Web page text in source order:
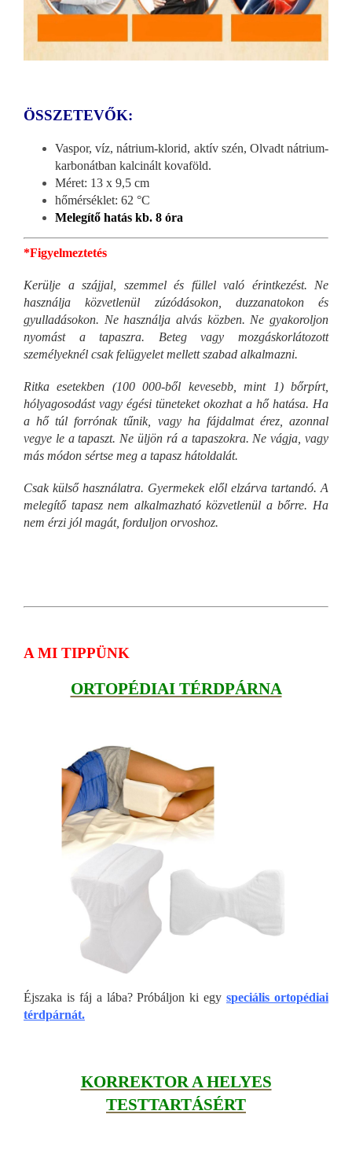
ÖSSZETEVŐK:
Vaspor, víz, nátrium-klorid, aktív szén, Olvadt nátrium-
karbonátban kalcinált kovaföld.
Méret: 13 x 9,5 cm
hőmérséklet: 62 °C
Melegítő hatás kb. 8 óra
*Figyelmeztetés
Kerülje a szájjal, szemmel és füllel való érintkezést. Ne
használja közvetlenül zúzódásokon, duzzanatokon és
gyulladásokon. Ne használja alvás közben. Ne gyakoroljon
nyomást a tapaszra. Beteg vagy mozgáskorlátozott
személyeknél csak felügyelet mellett szabad alkalmazni.
Ritka esetekben (100 000-ből kevesebb, mint 1) bőrpírt,
hólyagosodást vagy égési tüneteket okozhat a hő hatása. Ha
a hő túl forrónak tűnik, vagy ha fájdalmat érez, azonnal
vegye le a tapaszt. Ne üljön rá a tapaszokra. Ne vágja, vagy
más módon sértse meg a tapasz hátoldalát.
Csak külső használatra. Gyermekek elől elzárva tartandó. A
melegítő tapasz nem alkalmazható közvetlenül a bőrre. Ha
nem érzi jól magát, forduljon orvoshoz.
A MI TIPPÜNK
ORTOPÉDIAI TÉRDPÁRNA
Éjszaka is fáj a lába? Próbáljon ki egyspeciális ortopédiai
térdpárnát.
KORREKTOR A HELYES
TESTTARTÁSÉRT